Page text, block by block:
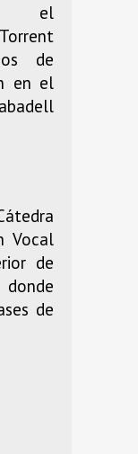
el
de
en el
Vocal
de
de